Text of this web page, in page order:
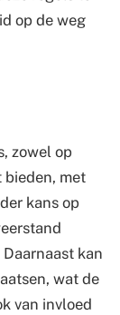
op de weg
zowel op
bieden, met
kans op
kan
wat de
van invloed